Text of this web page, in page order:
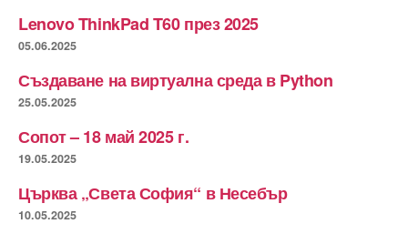
Lenovo ThinkPad T60 през 2025
05.06.2025
Създаване на виртуална среда в Python
25.05.2025
Сопот – 18 май 2025 г.
19.05.2025
Църква „Света София“ в Несебър
10.05.2025